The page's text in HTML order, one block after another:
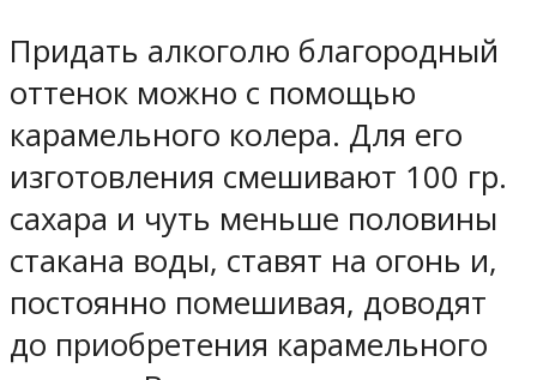
Придать алкоголю благородный
оттенок можно с помощью
карамельного колера. Для его
изготовления смешивают 100 гр.
сахара и чуть меньше половины
стакана воды, ставят на огонь и,
постоянно помешивая, доводят
до приобретения карамельного